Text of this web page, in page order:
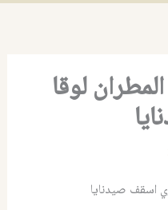
لوقا
اسقف صيدنايا